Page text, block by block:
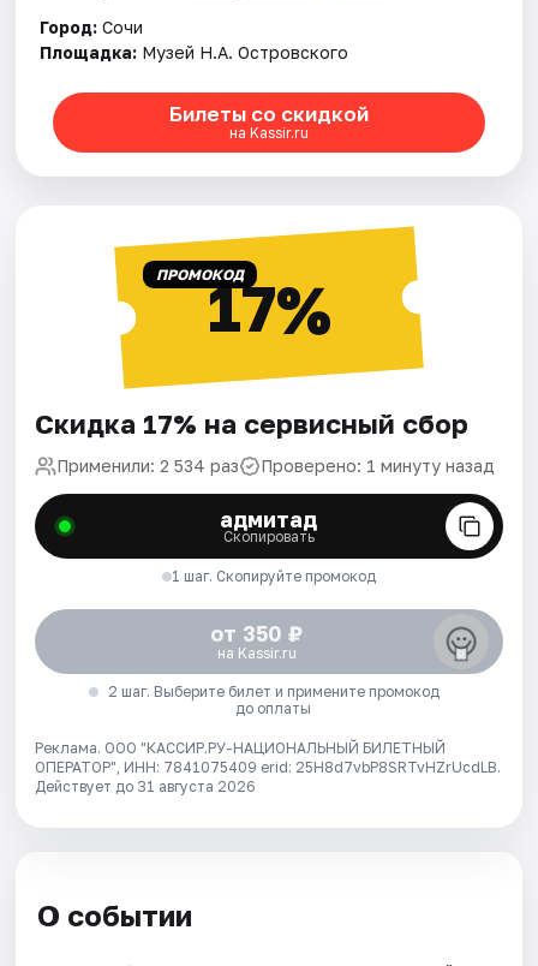
Город: Сочи
Площадка: Музей Н.А. Островского
Билеты со скидкой
на Kassir.ru
ПРОМОКОД17%
Скидка 17% на сервисный сбор
Применили: 2 534 раз Проверено: 1 минуту назад
адмитад
Скопировать
1 шаг. Скопируйте промокод
от 350 ₽
на Kassir.ru
2 шаг. Выберите билет и примените промокод
до оплаты
Реклама. ООО "КАССИР.РУ-НАЦИОНАЛЬНЫЙ БИЛЕТНЫЙ
ОПЕРАТОР", ИНН: 7841075409 erid: 25H8d7vbP8SRTvHZrUcdLB.
Действует до 31 августа 2026
О событии